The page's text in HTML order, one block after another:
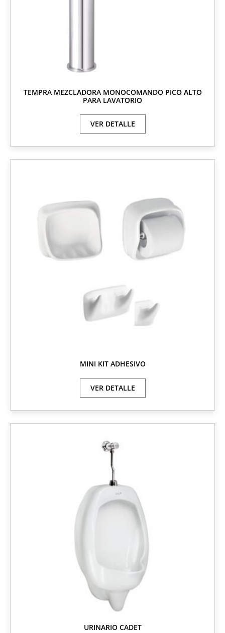
TEMPRA MEZCLADORA MONOCOMANDO PICO ALTO
PARA LAVATORIO
VER DETALLE
MINI KIT ADHESIVO
VER DETALLE
URINARIO CADET